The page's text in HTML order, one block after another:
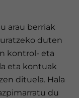
arau berriak
duten
kontrol- eta
eta kontuak
dituela. Hala
du